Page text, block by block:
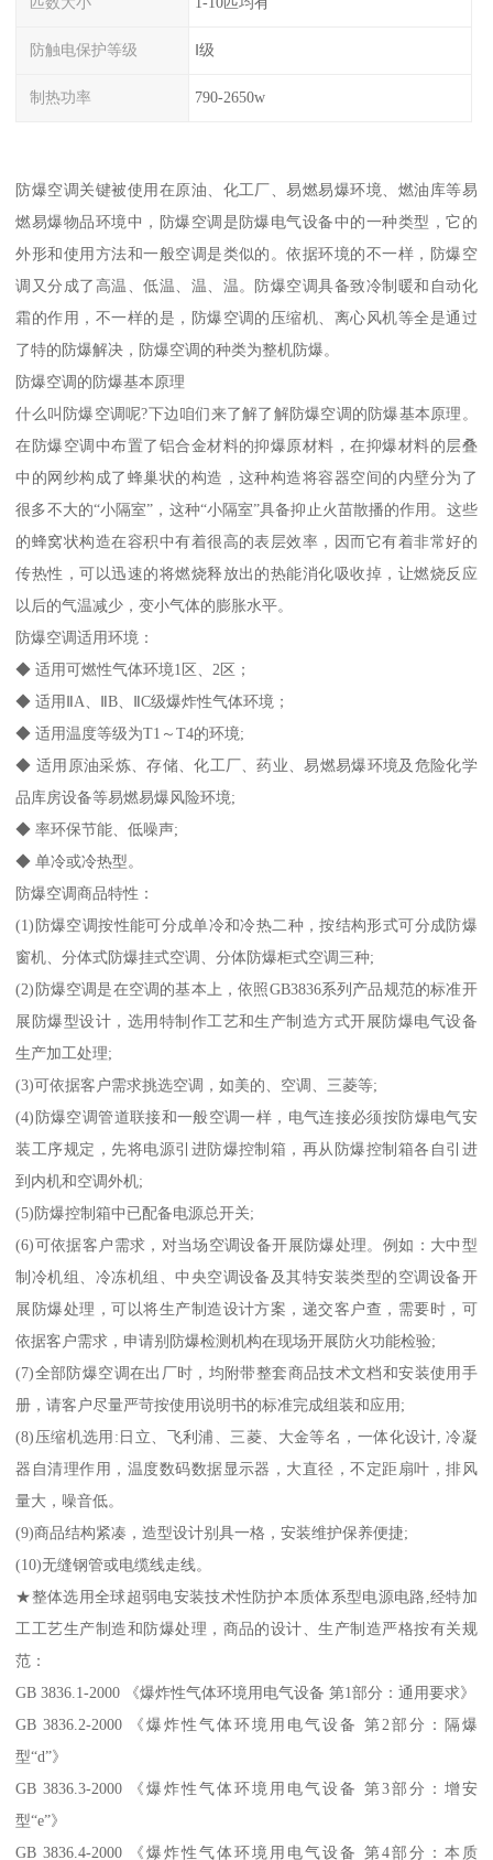
防触电保护等级 Ⅰ级
制热功率 790-2650w
防爆空调关键被使用在原油、化工厂、易燃易爆环境、燃油库等易
燃易爆物品环境中，防爆空调是防爆电气设备中的一种类型，它的
外形和使用方法和一般空调是类似的。依据环境的不一样，防爆空
调又分成了高温、低温、温、温。防爆空调具备致冷制暖和自动化
霜的作用，不一样的是，防爆空调的压缩机、离心风机等全是通过
了特的防爆解决，防爆空调的种类为整机防爆。
防爆空调的防爆基本原理
什么叫防爆空调呢?下边咱们来了解了解防爆空调的防爆基本原理。
在防爆空调中布置了铝合金材料的抑爆原材料，在抑爆材料的层叠
中的网纱构成了蜂巢状的构造，这种构造将容器空间的内壁分为了
很多不大的“小隔室”，这种“小隔室”具备抑止火苗散播的作用。这些
的蜂窝状构造在容积中有着很高的表层效率，因而它有着非常好的
传热性，可以迅速的将燃烧释放出的热能消化吸收掉，让燃烧反应
以后的气温减少，变小气体的膨胀水平。
防爆空调适用环境：
◆ 适用可燃性气体环境1区、2区；
◆ 适用ⅡA、ⅡB、ⅡC级爆炸性气体环境；
◆ 适用温度等级为T1～T4的环境;
◆ 适用原油采炼、存储、化工厂、药业、易燃易爆环境及危险化学
品库房设备等易燃易爆风险环境;
◆ 率环保节能、低噪声;
◆ 单冷或冷热型。
防爆空调商品特性：
(1)防爆空调按性能可分成单冷和冷热二种，按结构形式可分成防爆
窗机、分体式防爆挂式空调、分体防爆柜式空调三种;
(2)防爆空调是在空调的基本上，依照GB3836系列产品规范的标准开
展防爆型设计，选用特制作工艺和生产制造方式开展防爆电气设备
生产加工处理;
(3)可依据客户需求挑选空调，如美的、空调、三菱等;
(4)防爆空调管道联接和一般空调一样，电气连接必须按防爆电气安
装工序规定，先将电源引进防爆控制箱，再从防爆控制箱各自引进
到内机和空调外机;
(5)防爆控制箱中已配备电源总开关;
(6)可依据客户需求，对当场空调设备开展防爆处理。例如：大中型
制冷机组、冷冻机组、中央空调设备及其特安装类型的空调设备开
展防爆处理，可以将生产制造设计方案，递交客户查，需要时，可
依据客户需求，申请别防爆检测机构在现场开展防火功能检验;
(7)全部防爆空调在出厂时，均附带整套商品技术文档和安装使用手
册，请客户尽量严苛按使用说明书的标准完成组装和应用;
(8)压缩机选用:日立、飞利浦、三菱、大金等名，一体化设计, 冷凝
器自清理作用，温度数码数据显示器，大直径，不定距扇叶，排风
量大，噪音低。
(9)商品结构紧凑，造型设计别具一格，安装维护保养便捷;
(10)无缝钢管或电缆线走线。
★整体选用全球超弱电安装技术性防护本质体系型电源电路,经特加
工工艺生产制造和防爆处理，商品的设计、生产制造严格按有关规
范：
GB 3836.1-2000 《爆炸性气体环境用电气设备 第1部分：通用要求》
GB 3836.2-2000 《爆炸性气体环境用电气设备 第2部分：隔爆
型“d”》
GB 3836.3-2000 《爆炸性气体环境用电气设备 第3部分：增安
型“e”》
GB 3836.4-2000 《爆炸性气体环境用电气设备 第4部分：本质